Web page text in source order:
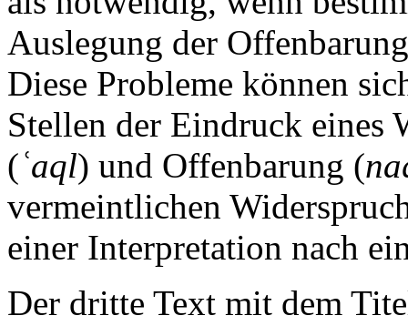
Auslegung der
Diese Probleme können
Stellen der Eindruck eines
(ʿaql) und Offenbarung (
vermeintlichen
einer Interpretation nach
Der dritte Text mit dem